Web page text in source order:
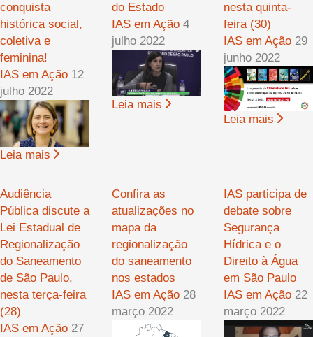
conquista
histórica social,
coletiva e
feminina!
IAS em Ação 12
julho 2022
Leia mais
do Estado
IAS em Ação 4
julho 2022
Leia mais
nesta quinta-
feira (30)
IAS em Ação 29
junho 2022
Leia mais
Audiência
Pública discute a
Lei Estadual de
Regionalização
do Saneamento
de São Paulo,
nesta terça-feira
(28)
IAS em Ação 27
Confira as
atualizações no
mapa da
regionalização
do saneamento
nos estados
IAS em Ação 28
março 2022
IAS participa de
debate sobre
Segurança
Hídrica e o
Direito à Água
em São Paulo
IAS em Ação 22
março 2022